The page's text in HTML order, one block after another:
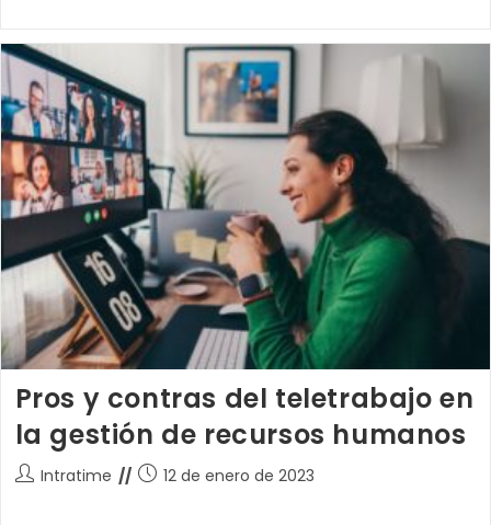
Genere
Interés.
Pros y contras del teletrabajo en
la gestión de recursos humanos
AutorIntratime
Publicación
12 de enero de 2023